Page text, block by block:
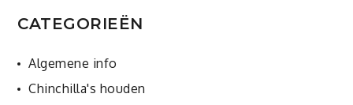
CATEGORIEËN
Algemene info
Chinchilla's houden